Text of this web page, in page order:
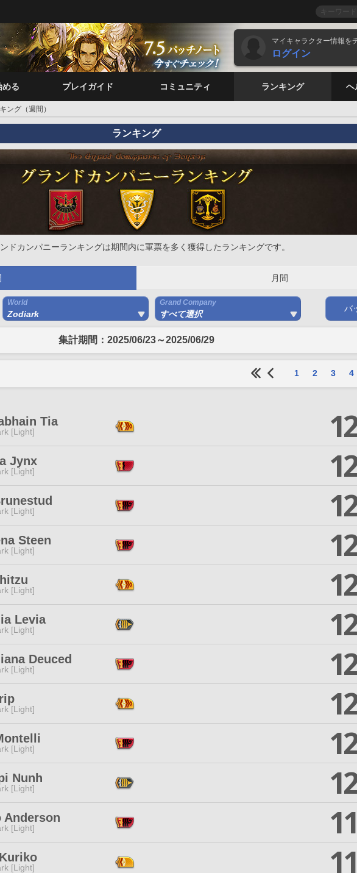
マイキャラクター情報を
ログイン
める プレイガイド コミュニティ ランキング ヘ
ング（週間）
ランキング
ドカンパニーランキングは期間内に軍票を多く獲得したランキングです。
月間
World
Zodiark
Grand Company
すべて選択
バ
集計期間：2025/06/23～2025/06/29
1 2 3 4
Tia
[Light]
Jynx
[Light]
[Light]
Steen
[Light]
[Light]
Levia
[Light]
Deuced
[Light]
[Light]
[Light]
Nunh
[Light]
Anderson
[Light]
[Light]